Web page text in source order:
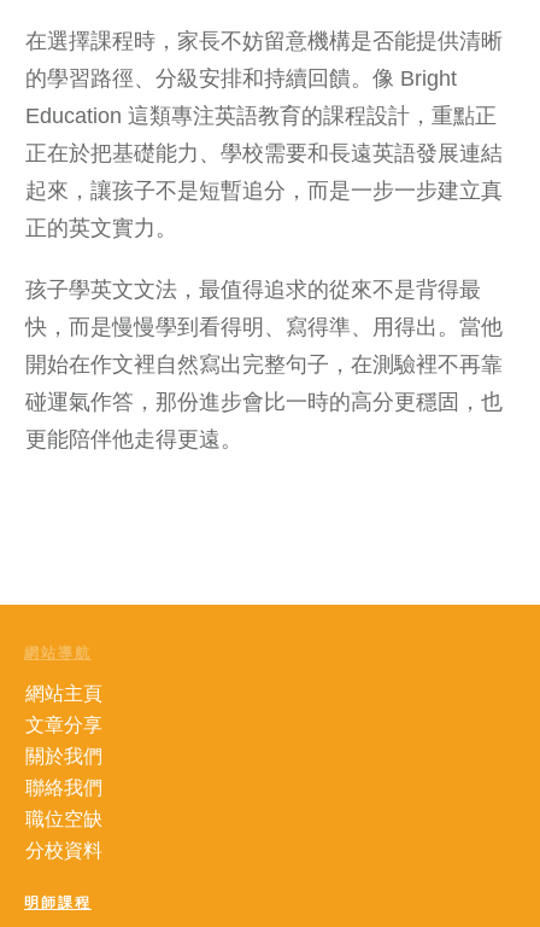
在選擇課程時，家長不妨留意機構是否能提供清晰
的學習路徑、分級安排和持續回饋。像 Bright
Education 這類專注英語教育的課程設計，重點正
正在於把基礎能力、學校需要和長遠英語發展連結
起來，讓孩子不是短暫追分，而是一步一步建立真
正的英文實力。
孩子學英文文法，最值得追求的從來不是背得最
快，而是慢慢學到看得明、寫得準、用得出。當他
開始在作文裡自然寫出完整句子，在測驗裡不再靠
碰運氣作答，那份進步會比一時的高分更穩固，也
更能陪伴他走得更遠。
網站導航
網站主頁
文章分享
關於我們
聯絡我們
職位空缺
分校資料
明師課程